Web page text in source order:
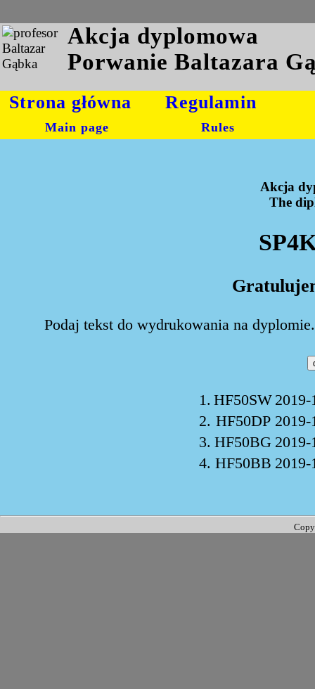
Akcja dyplomowa
Porwanie Baltazara
Strona główna
Main page
Regulamin
Rules
Akcja
The
Podaj tekst do wydrukowania na
1. HF50SW
2. HF50DP
3. HF50BG
4. HF50BB